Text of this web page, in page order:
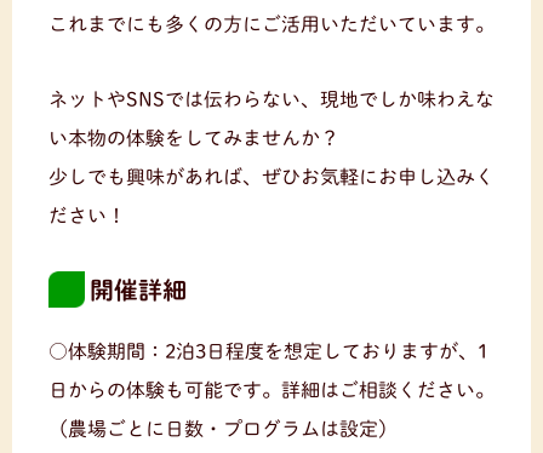
これまでにも多くの方にご活用いただいています。
ネットやSNSでは伝わらない、現地でしか味わえな
い本物の体験をしてみませんか？
少しでも興味があれば、ぜひお気軽にお申し込みく
ださい！
開催詳細
○体験期間：2泊3日程度を想定しておりますが、1
日からの体験も可能です。詳細はご相談ください。
（農場ごとに日数・プログラムは設定）